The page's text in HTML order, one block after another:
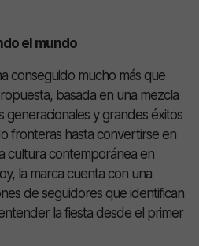
el mundo
conseguido mucho más que
basada en una mezcla
generacionales y grandes éxitos
fronteras hasta convertirse en
cultura contemporánea en
la marca cuenta con una
de seguidores que identifican
la fiesta desde el primer